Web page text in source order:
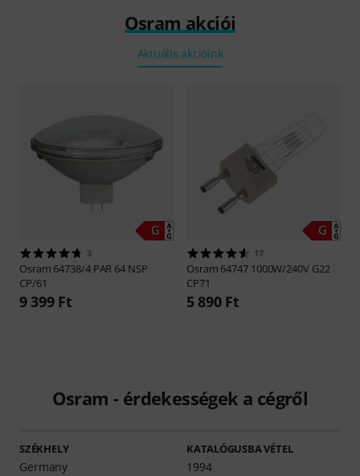
Osram akciói
Aktuális akcióink
3
Osram 64738/4 PAR 64 NSP
CP/61
9 399 Ft
17
Osram 64747 1000W/240V G22
CP71
5 890 Ft
Osram - érdekességek a cégről
SZÉKHELY
Germany
KATALÓGUSBA VÉTEL
1994